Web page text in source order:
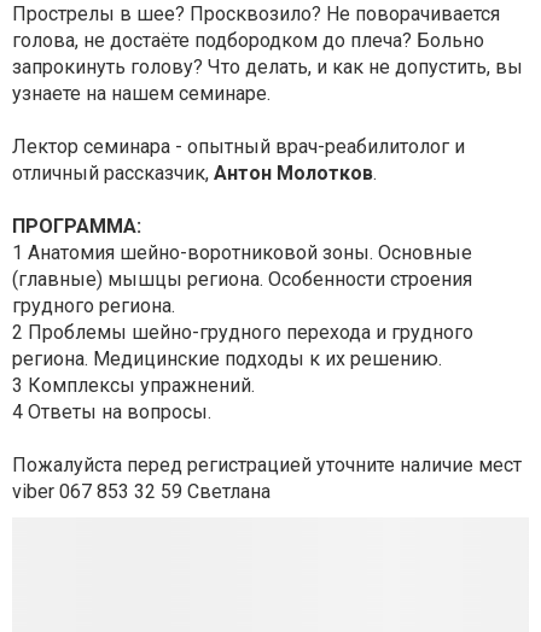
Прострелы в шее? Просквозило? Не поворачивается
голова, не достаёте подбородком до плеча? Больно
запрокинуть голову? Что делать, и как не допустить, вы
узнаете на нашем семинаре.
Лектор семинара - опытный врач-реабилитолог и
отличный рассказчик, Антон Молотков.
ПРОГРАММА:
1 Анатомия шейно-воротниковой зоны. Основные
(главные) мышцы региона. Особенности строения
грудного региона.
2 Проблемы шейно-грудного перехода и грудного
региона. Медицинские подходы к их решению.
3 Комплексы упражнений.
4 Ответы на вопросы.
Пожалуйста перед регистрацией уточните наличие мест
viber 067 853 32 59 Светлана